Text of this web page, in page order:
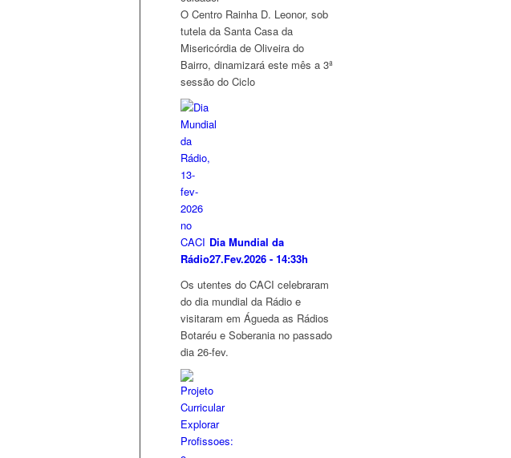
O Centro Rainha D. Leonor, sob
tutela da Santa Casa da
Misericórdia de Oliveira do
Bairro, dinamizará este mês a 3ª
sessão do Ciclo
Dia Mundial da
Rádio27.Fev.2026 - 14:33h
Os utentes do CACI celebraram
do dia mundial da Rádio e
visitaram em Águeda as Rádios
Botaréu e Soberania no passado
dia 26-fev.